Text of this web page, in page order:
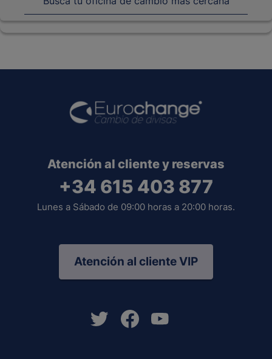
Atención al cliente y reservas
+34 615 403 877
Lunes a Sábado de 09:00 horas a 20:00 horas.
Atención al cliente VIP